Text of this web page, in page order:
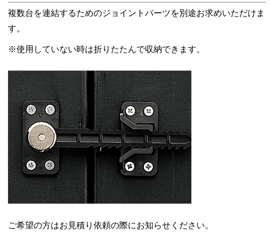
複数台を連結するためのジョイントパーツを別途お求めいただけま
す。
※使用していない時は折りたたんで収納できます。
ご希望の方はお見積り依頼の際にお知らせください。